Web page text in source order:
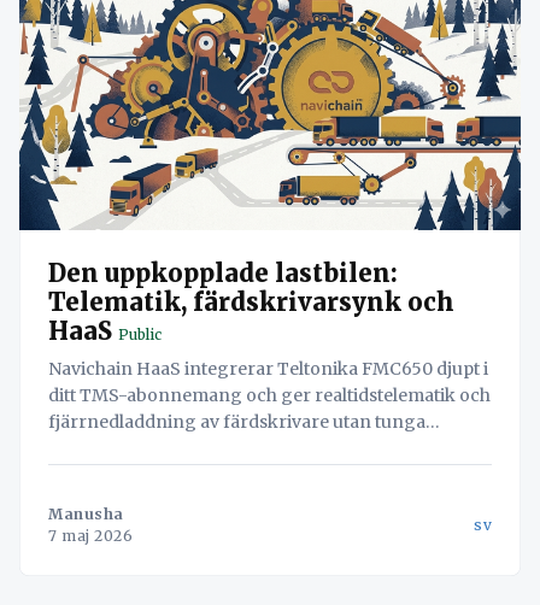
Den uppkopplade lastbilen:
Telematik, färdskrivarsynk och
HaaS Public
Navichain HaaS integrerar Teltonika FMC650 djupt i
ditt TMS-abonnemang och ger realtidstelematik och
fjärrnedladdning av färdskrivare utan tunga
Manusha
7 maj 2026
sv